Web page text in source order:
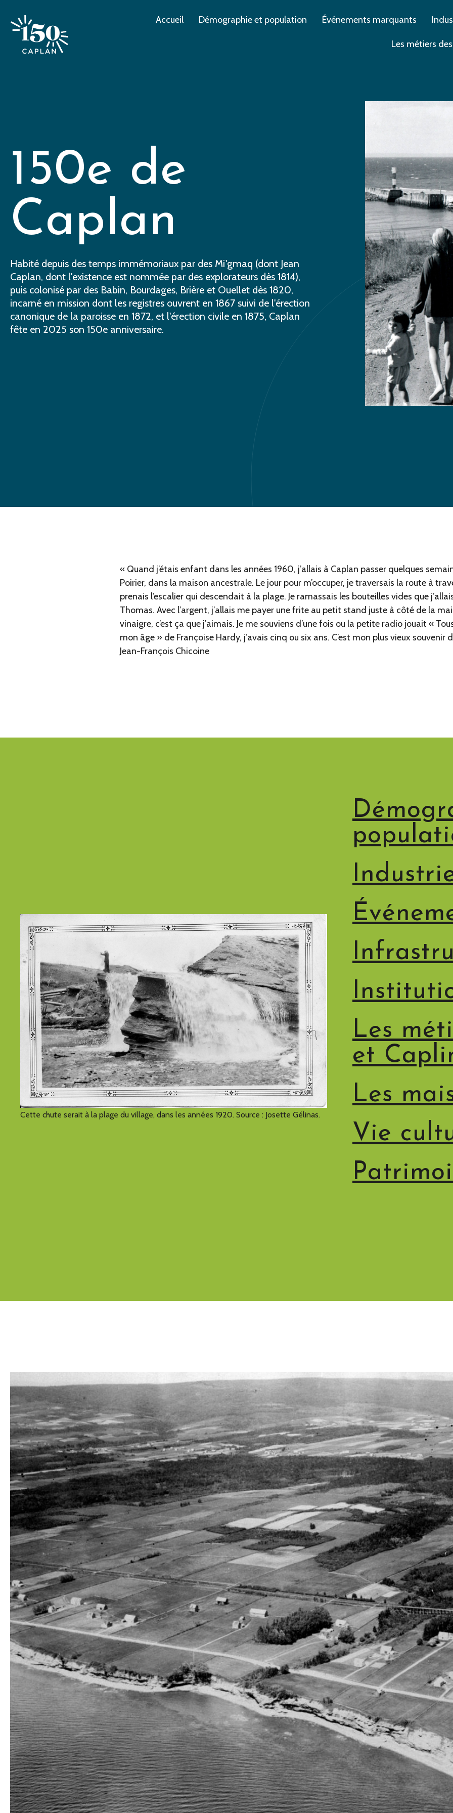
Accueil Démographie et population Événements marquants
Les métiers
150e de
Caplan
Habité depuis des temps immémoriaux par des Mi'gmaq (dont Jean
Caplan, dont l'existence est nommée par des explorateurs dès 1814),
puis colonisé par des Babin, Bourdages, Brière et Ouellet dès 1820,
incarné en mission dont les registres ouvrent en 1867 suivi de l'érection
canonique de la paroisse en 1872, et l'érection civile en 1875, Caplan
fête en 2025 son 150e anniversaire.
« Quand j’étais enfant dans les années 1960, j’allais à Caplan passer quelques
Poirier, dans la maison ancestrale. Le jour pour m’occuper, je traversais la route à
prenais l’escalier qui descendait à la plage. Je ramassais les bouteilles vides que
Thomas. Avec l’argent, j’allais me payer une frite au petit stand juste à côté de la
vinaigre, c’est ça que j’aimais. Je me souviens d’une fois ou la petite radio jouait «
mon âge » de Françoise Hardy, j’avais cinq ou six ans. C’est mon plus vieux souvenir
Jean-François Chicoine
Cette chute serait à la plage du village, dans les années 1920. Source : Josette Gélinas.
Les
et
Les
Vie